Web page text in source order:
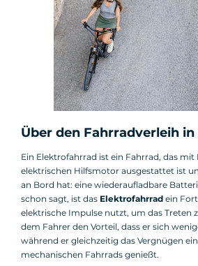
Über den Fahrradverleih
Ein Elektrofahrrad ist ein Fahrrad, das mit
elektrischen Hilfsmotor ausgestattet ist
an Bord hat: eine wiederaufladbare
schon sagt, ist das Elektrofahrrad ein
elektrische Impulse nutzt, um das Treten
dem Fahrer den Vorteil, dass er sich
während er gleichzeitig das Vergnügen
mechanischen Fahrrads genießt.